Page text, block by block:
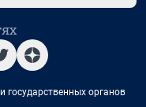
государственных органов